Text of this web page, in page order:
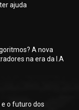
ajuda
A nova
na era da I.A
e o futuro dos